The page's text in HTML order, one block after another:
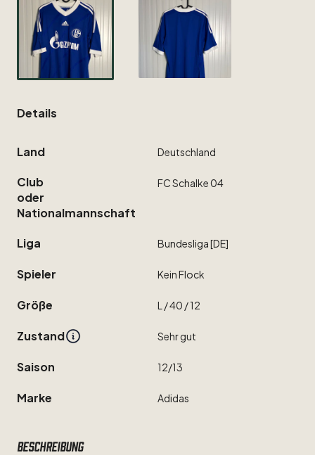
Details
Land Deutschland
Club
oder
Nationalmannschaft
FCSchalke04
Liga Bundesliga[DE]
Spieler KeinFlock
Größe L ​/​40 ​/​12
Zustand Sehrgut
Saison 12​/​13
Marke Adidas
Beschreibung